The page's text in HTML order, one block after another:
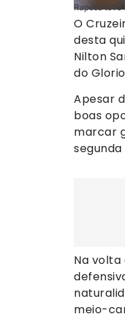
Raposa teve
O
desta
Nilton
do
Apesar
boas
marcar
Na volta
meio-